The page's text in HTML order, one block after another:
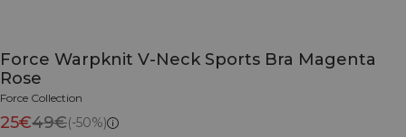
Force Warpknit V-Neck Sports Bra Magenta
Rose
Force Collection
25€49€(-50%)